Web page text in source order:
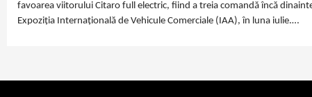
favoarea viitorului Citaro full electric, fiind a treia comandă încă
Expoziția Internațională de Vehicule Comerciale (IAA), în luna iulie.…